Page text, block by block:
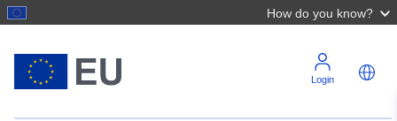
How do you know?
Login